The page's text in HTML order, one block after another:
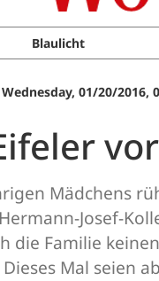
Blaulicht
Wednesday, 01/20/2016,
Mädchens
Josef-
die Familie
Mal seien